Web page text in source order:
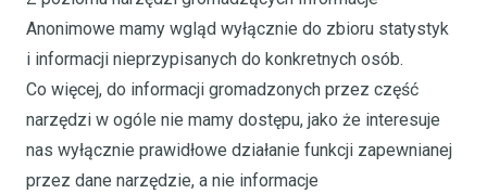
Anonimowe mamy wgląd wyłącznie do zbioru statystyk
i informacji nieprzypisanych do konkretnych osób.
Co więcej, do informacji gromadzonych przez część
narzędzi w ogóle nie mamy dostępu, jako że interesuje
nas wyłącznie prawidłowe działanie funkcji zapewnianej
przez dane narzędzie, a nie informacje